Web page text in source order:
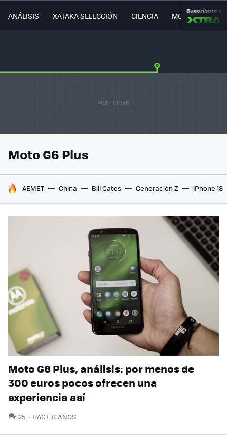
ANÁLISIS XATAKA SELECCIÓN CIENCIA MOVILIDAD
Suscríbete a
Moto G6 Plus
HOY SE HABLA DE
AEMET China Bill Gates Generación Z iPhone 18
Moto G6 Plus, análisis: por menos de
300 euros pocos ofrecen una
experiencia así
25 COMENTARIOS
HACE 8 AÑOS